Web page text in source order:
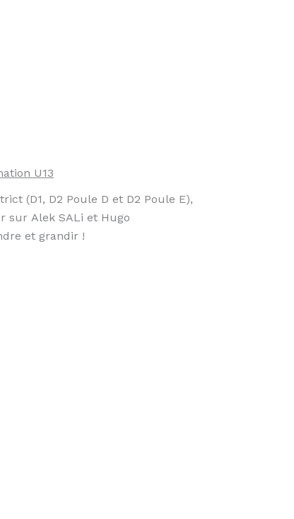
U13
(D1, D2 Poule D et D2 Poule E),
sur Alek SALi et Hugo
et grandir !